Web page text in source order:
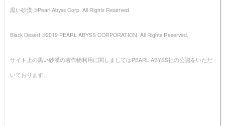
黒い砂漠 ©Pearl Abyss Corp. All Rights Reserved.
Black Desert ©2019 PEARL ABYSS CORPORATION. All Rights Reserved.
サイト上の黒い砂漠の著作物利用に関しましてはPEARL ABYSS社の公認をいただ
いております。